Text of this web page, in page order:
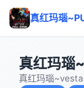
真红玛瑙
真红玛瑙
真红玛瑙